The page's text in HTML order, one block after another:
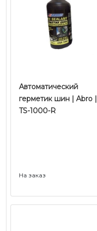
Автоматический
герметик шин | Abro |
TS-1000-R
На заказ